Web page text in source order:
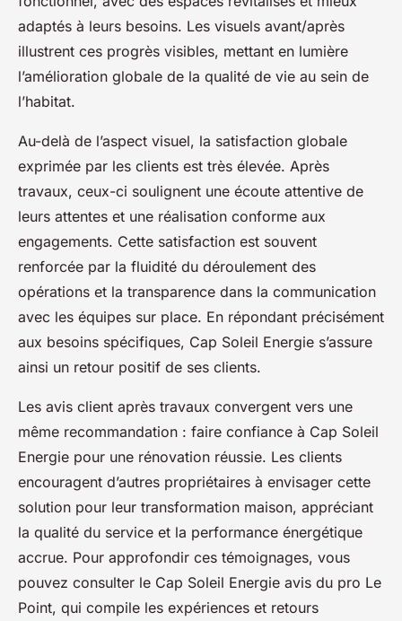
adaptés à leurs besoins. Les visuels avant/après
illustrent ces progrès visibles, mettant en lumière
l’amélioration globale de la qualité de vie au sein de
l’habitat.
Au-delà de l’aspect visuel, la satisfaction globale
exprimée par les clients est très élevée. Après
travaux, ceux-ci soulignent une écoute attentive de
leurs attentes et une réalisation conforme aux
engagements. Cette satisfaction est souvent
renforcée par la fluidité du déroulement des
opérations et la transparence dans la communication
avec les équipes sur place. En répondant précisément
aux besoins spécifiques, Cap Soleil Energie s’assure
ainsi un retour positif de ses clients.
Les avis client après travaux convergent vers une
même recommandation : faire confiance à Cap Soleil
Energie pour une rénovation réussie. Les clients
encouragent d’autres propriétaires à envisager cette
solution pour leur transformation maison, appréciant
la qualité du service et la performance énergétique
accrue. Pour approfondir ces témoignages, vous
pouvez consulter le Cap Soleil Energie avis du pro Le
Point, qui compile les expériences et retours